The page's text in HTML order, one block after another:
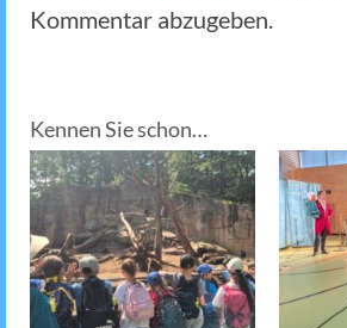
Kommentar abzugeben.
Kennen Sie schon…